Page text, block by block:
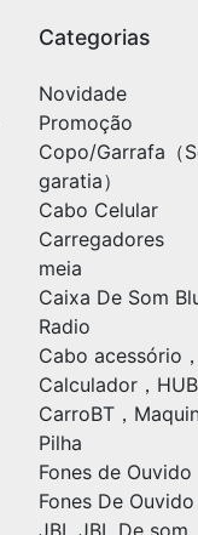
Categorias
Novidade
Promoção
Copo/Garrafa（
garatia）
Cabo Celular
Carregadores
meia
Caixa De Som
Radio
Cabo acessório，
Calculador，HUB
CarroBT，
Pilha
Fones de Ouvido
Fones De
JBL JBL De som